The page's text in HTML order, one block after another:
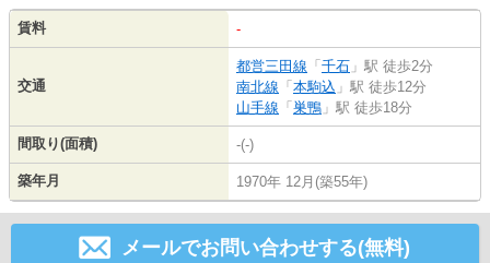
賃料 -
交通
都営三田線 「 千石 」駅 徒歩2分
南北線 「 本駒込 」駅 徒歩12分
山手線 「 巣鴨 」駅 徒歩18分
間取り(面積) -(-)
築年月 1970年 12月(築55年)
メールでお問い合わせする(無料)